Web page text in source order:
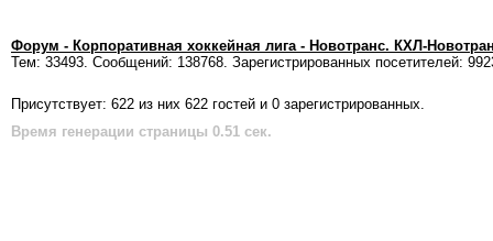
Форум - Корпоративная хоккейная лига - Новотранс. КХЛ-
Тем: 33493. Сообщений: 138768. Зарегистрированных посетителей:
Присутствует: 622 из них 622 гостей и 0 зарегистрированных.
Время генерации страницы 0.51 сек.